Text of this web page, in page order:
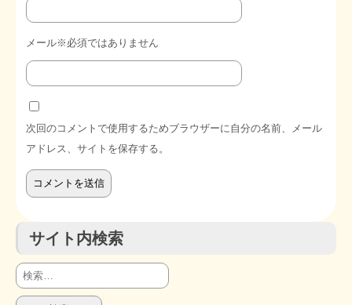
メール※必須ではありません
次回のコメントで使用するためブラウザーに自分の名前、メール
アドレス、サイトを保存する。
サイト内検索
検
索: